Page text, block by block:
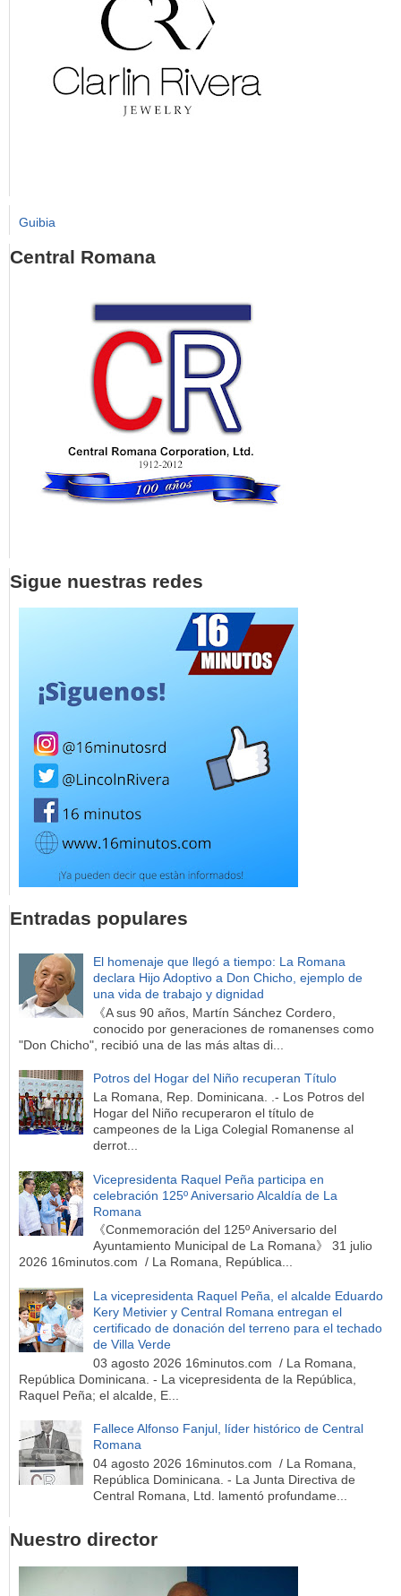
Guibia
Central Romana
Sigue nuestras redes
Entradas populares
El homenaje que llegó a tiempo: La Romana
declara Hijo Adoptivo a Don Chicho, ejemplo de
una vida de trabajo y dignidad
《A sus 90 años, Martín Sánchez Cordero,
conocido por generaciones de romanenses como
"Don Chicho", recibió una de las más altas di...
Potros del Hogar del Niño recuperan Título
La Romana, Rep. Dominicana. .- Los Potros del
Hogar del Niño recuperaron el título de
campeones de la Liga Colegial Romanense al
derrot...
Vicepresidenta Raquel Peña participa en
celebración 125º Aniversario Alcaldía de La
Romana
《Conmemoración del 125º Aniversario del
Ayuntamiento Municipal de La Romana》 31 julio
2026 16minutos.com / La Romana, República...
La vicepresidenta Raquel Peña, el alcalde Eduardo
Kery Metivier y Central Romana entregan el
certificado de donación del terreno para el techado
de Villa Verde
03 agosto 2026 16minutos.com / La Romana,
República Dominicana. - La vicepresidenta de la República,
Raquel Peña; el alcalde, E...
Fallece Alfonso Fanjul, líder histórico de Central
Romana
04 agosto 2026 16minutos.com / La Romana,
República Dominicana. - La Junta Directiva de
Central Romana, Ltd. lamentó profundame...
Nuestro director